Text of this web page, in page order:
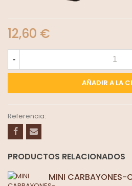
12,60 €
-
AÑADIR A LA
Referencia:
PRODUCTOS RELACIONADOS
MINI CARBAYONES-